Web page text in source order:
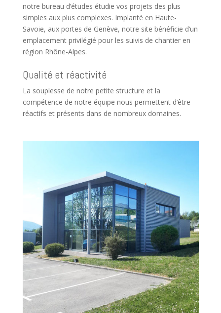
notre bureau d’études étudie vos projets des plus
simples aux plus complexes. Implanté en Haute-
Savoie, aux portes de Genève, notre site bénéficie d’un
emplacement privilégié pour les suivis de chantier en
région Rhône-Alpes.
Qualité et réactivité
La souplesse de notre petite structure et la
compétence de notre équipe nous permettent d’être
réactifs et présents dans de nombreux domaines.